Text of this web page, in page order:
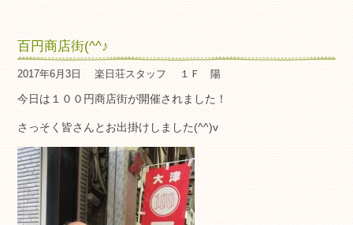
百円商店街(^^♪
2017年6月3日 楽日荘スタッフ １Ｆ 陽
今日は１００円商店街が開催されました！
さっそく皆さんとお出掛けしました(^^)v